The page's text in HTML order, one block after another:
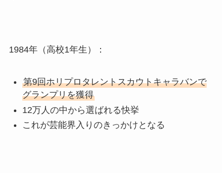
1984年（高校1年生）：
第9回ホリプロタレントスカウトキャラバンで
グランプリを獲得
12万人の中から選ばれる快挙
これが芸能界入りのきっかけとなる